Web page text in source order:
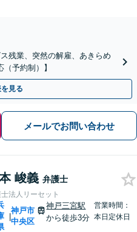
残業、突然の解雇、あきらめ
予約制）】
見る
メールでお問い合わせ
峻義 弁護士
法人リーセット
|
神戸市
中央区
神戸三宮駅
から徒歩3分
営業時間：
本日定休日